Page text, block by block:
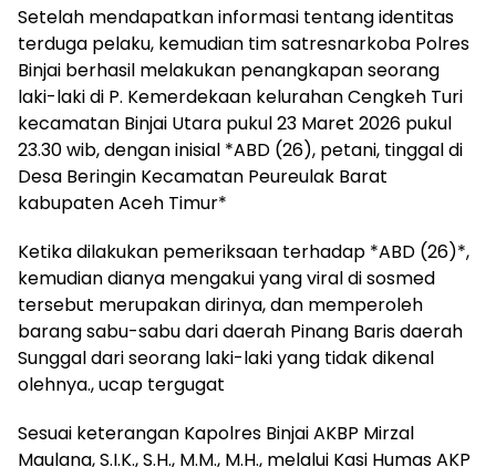
Setelah mendapatkan informasi tentang identitas
terduga pelaku, kemudian tim satresnarkoba Polres
Binjai berhasil melakukan penangkapan seorang
laki-laki di P. Kemerdekaan kelurahan Cengkeh Turi
kecamatan Binjai Utara pukul 23 Maret 2026 pukul
23.30 wib, dengan inisial *ABD (26), petani, tinggal di
Desa Beringin Kecamatan Peureulak Barat
kabupaten Aceh Timur*
Ketika dilakukan pemeriksaan terhadap *ABD (26)*,
kemudian dianya mengakui yang viral di sosmed
tersebut merupakan dirinya, dan memperoleh
barang sabu-sabu dari daerah Pinang Baris daerah
Sunggal dari seorang laki-laki yang tidak dikenal
olehnya., ucap tergugat
Sesuai keterangan Kapolres Binjai AKBP Mirzal
Maulana, S.I.K., S.H., M.M., M.H., melalui Kasi Humas AKP